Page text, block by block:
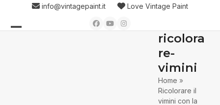
content
info@vintagepaint.it Love Vintage Paint
Facebook
YouTubeInstagram
ricolora
re-
vimini
Home »
Ricolorare il
vimini con la